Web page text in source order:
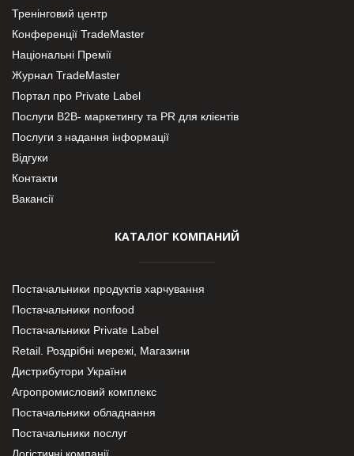
Тренінговий центр
Конференції TradeMaster
Національні Премії
Журнал TradeMaster
Портал про Private Label
Послуги В2В- маркетингу та PR для клієнтів
Послуги з надання інформації
Відгуки
Контакти
Вакансії
КАТАЛОГ КОМПАНИЙ
Постачальники продуктів харчування
Постачальники nonfood
Постачальники Private Label
Retail. Роздрібні мережі, Магазини
Дистрибутори України
Агропромисловий комплекс
Постачальники обладнання
Постачальники послуг
Логістичні компанії